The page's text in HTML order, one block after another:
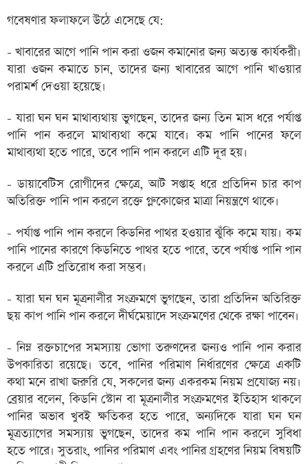
গবেষণার ফলাফলে উঠে এসেছে যে:
- খাবারের আগে পানি পান করা ওজন কমানোর জন্য অত্যন্ত কার্যকরী।
যারা ওজন কমাতে চান, তাদের জন্য খাবারের আগে পানি খাওয়ার
পরামর্শ দেওয়া হয়েছে।
- যারা ঘন ঘন মাথাব্যথায় ভুগছেন, তাদের জন্য তিন মাস ধরে পর্যাপ্ত
পানি পান করলে মাথাব্যথা কমে যাবে। কম পানি পানের ফলে
মাথাব্যথা হতে পারে, তবে পানি পান করলে এটি দূর হয়।
- ডায়াবেটিস রোগীদের ক্ষেত্রে, আট সপ্তাহ ধরে প্রতিদিন চার কাপ
অতিরিক্ত পানি পান করলে রক্তে গ্লুকোজের মাত্রা নিয়ন্ত্রণে থাকে।
- পর্যাপ্ত পানি পান করলে কিডনির পাথর হওয়ার ঝুঁকি কমে যায়। কম
পানি পানের কারণে কিডনিতে পাথর হতে পারে, তবে পর্যাপ্ত পানি পান
করলে এটি প্রতিরোধ করা সম্ভব।
- যারা ঘন ঘন মূত্রনালীর সংক্রমণে ভুগছেন, তারা প্রতিদিন অতিরিক্ত
ছয় কাপ পানি পান করলে দীর্ঘমেয়াদে সংক্রমণের থেকে রক্ষা পাবেন।
- নিম্ন রক্তচাপের সমস্যায় ভোগা তরুণদের জন্যও পানি পান করার
উপকারিতা রয়েছে। তবে, পানির পরিমাণ নির্ধারণের ক্ষেত্রে একটি
কথা মনে রাখা জরুরি যে, সকলের জন্য একরকম নিয়ম প্রযোজ্য নয়।
ব্রেয়ার বলেন, কিডনি স্টোন বা মূত্রনালীর সংক্রমণের ইতিহাস থাকলে
পানির অভাব খুবই ক্ষতিকর হতে পারে, অন্যদিকে যারা ঘন ঘন
মূত্রত্যাগের সমস্যায় ভুগছেন, তাদের কম পানি পান করলে সুবিধা
হতে পারে। সুতরাং, পানির পরিমাণ এবং পানির গ্রহণের নিয়ম বিষয়টি